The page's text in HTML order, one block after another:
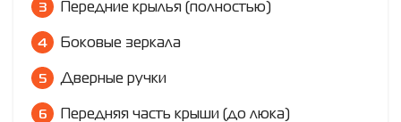
Передние крылья (полностью)
Боковые зеркала
Дверные ручки
Передняя часть крыши (до люка)